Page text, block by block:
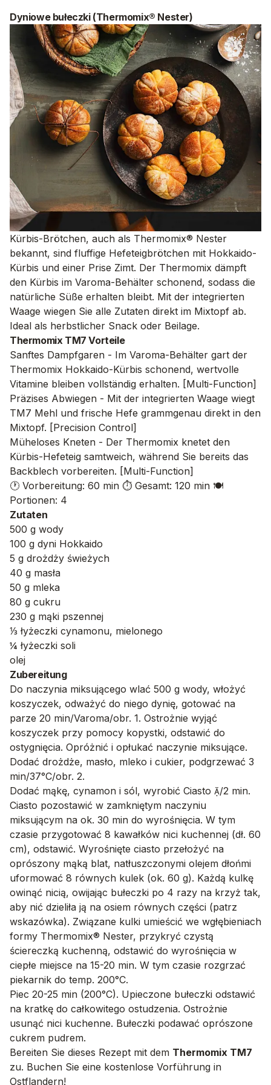
Dyniowe bułeczki (Thermomix® Nester)
Kürbis-Brötchen, auch als Thermomix® Nester
bekannt, sind fluffige Hefeteigbrötchen mit Hokkaido-
Kürbis und einer Prise Zimt. Der Thermomix dämpft
den Kürbis im Varoma-Behälter schonend, sodass die
natürliche Süße erhalten bleibt. Mit der integrierten
Waage wiegen Sie alle Zutaten direkt im Mixtopf ab.
Ideal als herbstlicher Snack oder Beilage.
Thermomix TM7 Vorteile
Sanftes Dampfgaren - Im Varoma-Behälter gart der
Thermomix Hokkaido-Kürbis schonend, wertvolle
Vitamine bleiben vollständig erhalten. [Multi-Function]
Präzises Abwiegen - Mit der integrierten Waage wiegt
TM7 Mehl und frische Hefe grammgenau direkt in den
Mixtopf. [Precision Control]
Müheloses Kneten - Der Thermomix knetet den
Kürbis-Hefeteig samtweich, während Sie bereits das
Backblech vorbereiten. [Multi-Function]
🕐 Vorbereitung: 60 min ⏱️ Gesamt: 120 min 🍽️
Portionen: 4
Zutaten
500 g wody
100 g dyni Hokkaido
5 g drożdży świeżych
40 g masła
50 g mleka
80 g cukru
230 g mąki pszennej
⅓ łyżeczki cynamonu, mielonego
¼ łyżeczki soli
olej
Zubereitung
Do naczynia miksującego wlać 500 g wody, włożyć
koszyczek, odważyć do niego dynię, gotować na
parze 20 min/Varoma/obr. 1. Ostrożnie wyjąć
koszyczek przy pomocy kopystki, odstawić do
ostygnięcia. Opróżnić i opłukać naczynie miksujące.
Dodać drożdże, masło, mleko i cukier, podgrzewać 3
min/37°C/obr. 2.
Dodać mąkę, cynamon i sól, wyrobić Ciasto /2 min.
Ciasto pozostawić w zamkniętym naczyniu
miksującym na ok. 30 min do wyrośnięcia. W tym
czasie przygotować 8 kawałków nici kuchennej (dł. 60
cm), odstawić. Wyrośnięte ciasto przełożyć na
oprószony mąką blat, natłuszczonymi olejem dłońmi
uformować 8 równych kulek (ok. 60 g). Każdą kulkę
owinąć nicią, owijając bułeczki po 4 razy na krzyż tak,
aby nić dzieliła ją na osiem równych części (patrz
wskazówka). Związane kulki umieścić we wgłębieniach
formy Thermomix® Nester, przykryć czystą
ściereczką kuchenną, odstawić do wyrośnięcia w
ciepłe miejsce na 15-20 min. W tym czasie rozgrzać
piekarnik do temp. 200°C.
Piec 20-25 min (200°C). Upieczone bułeczki odstawić
na kratkę do całkowitego ostudzenia. Ostrożnie
usunąć nici kuchenne. Bułeczki podawać oprószone
cukrem pudrem.
Bereiten Sie dieses Rezept mit dem Thermomix TM7
zu. Buchen Sie eine kostenlose Vorführung in
Ostflandern!